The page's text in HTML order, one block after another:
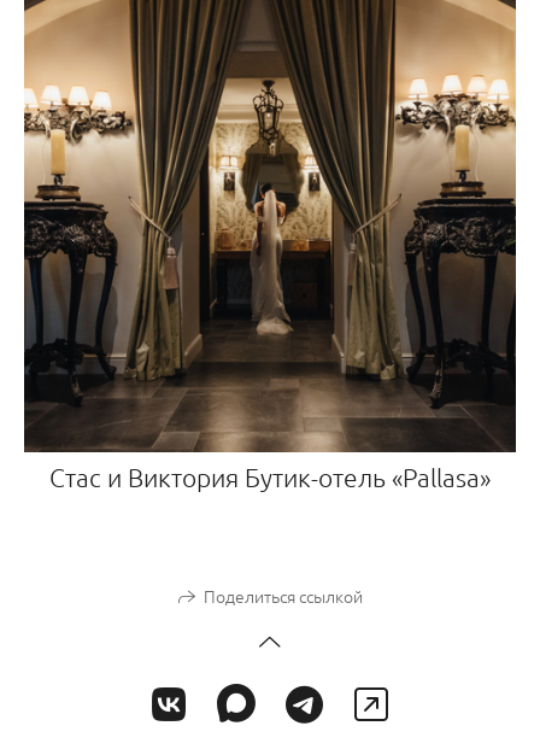
Стас и Виктория Бутик-отель «Pallasa»
Поделиться ссылкой